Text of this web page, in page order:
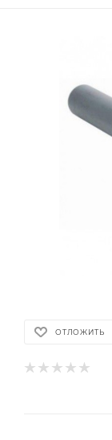
ОТЛОЖИТЬ